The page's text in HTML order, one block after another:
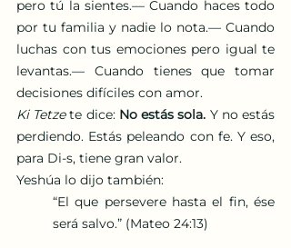
pero tú la sientes.— Cuando haces todo
por tu familia y nadie lo nota.— Cuando
luchas con tus emociones pero igual te
levantas.— Cuando tienes que tomar
decisiones difíciles con amor.
Ki Tetze te dice: No estás sola. Y no estás
perdiendo. Estás peleando con fe. Y eso,
para Di-s, tiene gran valor.
Yeshúa lo dijo también:
“El que persevere hasta el fin, ése
será salvo.” (Mateo 24:13)